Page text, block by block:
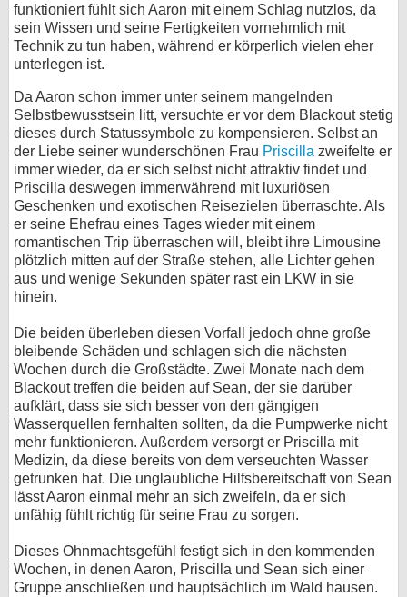
funktioniert fühlt sich Aaron mit einem Schlag nutzlos, da
sein Wissen und seine Fertigkeiten vornehmlich mit
Technik zu tun haben, während er körperlich vielen eher
unterlegen ist.
Da Aaron schon immer unter seinem mangelnden
Selbstbewusstsein litt, versuchte er vor dem Blackout stetig
dieses durch Statussymbole zu kompensieren. Selbst an
der Liebe seiner wunderschönen Frau Priscilla zweifelte er
immer wieder, da er sich selbst nicht attraktiv findet und
Priscilla deswegen immerwährend mit luxuriösen
Geschenken und exotischen Reisezielen überraschte. Als
er seine Ehefrau eines Tages wieder mit einem
romantischen Trip überraschen will, bleibt ihre Limousine
plötzlich mitten auf der Straße stehen, alle Lichter gehen
aus und wenige Sekunden später rast ein LKW in sie
hinein.
Die beiden überleben diesen Vorfall jedoch ohne große
bleibende Schäden und schlagen sich die nächsten
Wochen durch die Großstädte. Zwei Monate nach dem
Blackout treffen die beiden auf Sean, der sie darüber
aufklärt, dass sie sich besser von den gängigen
Wasserquellen fernhalten sollten, da die Pumpwerke nicht
mehr funktionieren. Außerdem versorgt er Priscilla mit
Medizin, da diese bereits von dem verseuchten Wasser
getrunken hat. Die unglaubliche Hilfsbereitschaft von Sean
lässt Aaron einmal mehr an sich zweifeln, da er sich
unfähig fühlt richtig für seine Frau zu sorgen.
Dieses Ohnmachtsgefühl festigt sich in den kommenden
Wochen, in denen Aaron, Priscilla und Sean sich einer
Gruppe anschließen und hauptsächlich im Wald hausen.
Datenschutz
Impressum
Desktop-Ansicht
myFanbase